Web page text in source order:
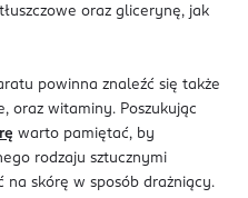
oraz glicerynę, jak
powinna znaleźć się także
oraz witaminy. Poszukując
warto pamiętać, by
rodzaju sztucznymi
na skórę w sposób drażniący.